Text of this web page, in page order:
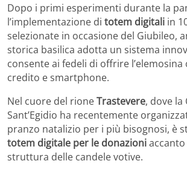
Dopo i primi esperimenti durante la
l’implementazione di totem digitali in
selezionate in occasione del Giubileo,
storica basilica adotta un sistema
consente ai fedeli di offrire l’elemosina
credito e smartphone.
Nel cuore del rioneTrastevere, dove la
Sant’Egidio ha recentemente
pranzo natalizio per i più bisognosi, è
totem digitale per le donazioni
struttura delle candele votive.